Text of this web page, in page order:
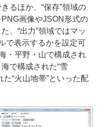
るほか、“保存”領域の
画像やJSON形式の
、“出力”領域ではマッ
で表示するかを設定可
・平野・山で構成され
で構成された“雪
“火山地帯”といった配